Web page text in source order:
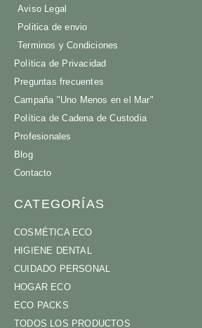
Aviso Legal
Politica de envio
Terminos y Condiciones
Política de Privacidad
Preguntas frecuentes
Campaña "Uno Menos en el Mar"
Política de Cadena de Custodia
Profesionales
Blog
Contacto
CATEGORÍAS
COSMÉTICA ECO
HIGIENE DENTAL
CUIDADO PERSONAL
HOGAR ECO
ECO PACKS
TODOS LOS PRODUCTOS